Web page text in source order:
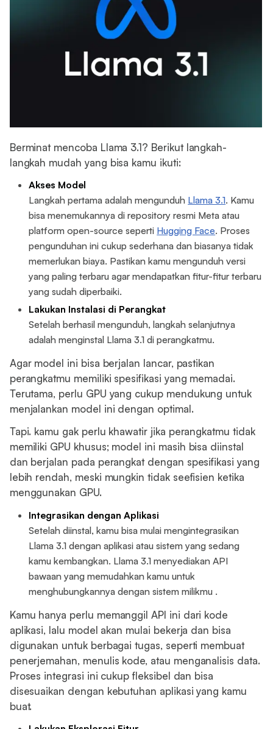
Berminat mencoba Llama 3.1? Berikut langkah-
langkah mudah yang bisa kamu ikuti:
Akses Model
Langkah pertama adalah mengunduh Llama 3.1. Kamu
bisa menemukannya di repository resmi Meta atau
platform open-source seperti Hugging Face. Proses
pengunduhan ini cukup sederhana dan biasanya tidak
memerlukan biaya. Pastikan kamu mengunduh versi
yang paling terbaru agar mendapatkan fitur-fitur terbaru
yang sudah diperbaiki.
Lakukan Instalasi di Perangkat
Setelah berhasil mengunduh, langkah selanjutnya
adalah menginstal Llama 3.1 di perangkatmu.
Agar model ini bisa berjalan lancar, pastikan
perangkatmu memiliki spesifikasi yang memadai.
Terutama, perlu GPU yang cukup mendukung untuk
menjalankan model ini dengan optimal.
Tapi. kamu gak perlu khawatir jika perangkatmu tidak
memiliki GPU khusus; model ini masih bisa diinstal
dan berjalan pada perangkat dengan spesifikasi yang
lebih rendah, meski mungkin tidak seefisien ketika
menggunakan GPU.
Integrasikan dengan Aplikasi
Setelah diinstal, kamu bisa mulai mengintegrasikan
Llama 3.1 dengan aplikasi atau sistem yang sedang
kamu kembangkan. Llama 3.1 menyediakan API
bawaan yang memudahkan kamu untuk
menghubungkannya dengan sistem milikmu .
Kamu hanya perlu memanggil API ini dari kode
aplikasi, lalu model akan mulai bekerja dan bisa
digunakan untuk berbagai tugas, seperti membuat
penerjemahan, menulis kode, atau menganalisis data.
Proses integrasi ini cukup fleksibel dan bisa
disesuaikan dengan kebutuhan aplikasi yang kamu
buat.